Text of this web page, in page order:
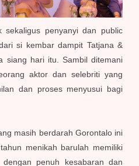
sekaligus penyanyi dan public
si kembar dampit Tatjana &
siang hari itu. Sambil ditemani
aktor dan selebriti yang
dan proses menyusui bagi
masih berdarah Gorontalo ini
menikah barulah memiliki
penuh kesabaran dan